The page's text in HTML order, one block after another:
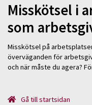
Misskötsel i
som
Misskötsel på
överväganden för
och när måste du agera?
Gå till startsidan